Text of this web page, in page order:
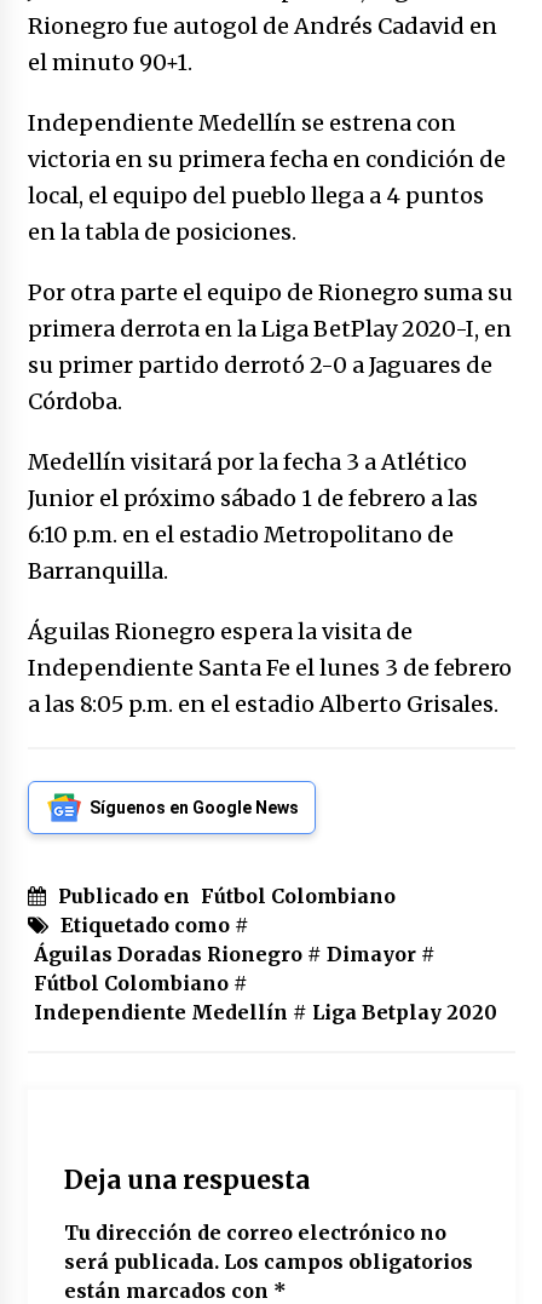
15/01/2026
Falcao regresa con el rabo entre las patas
no manda marinero.
04/01/2026
Otro regalo navideño de Petrosky, al caído
31/12/2025
El aumento del mínimo causa escozor en
pueblo colombiano
Atlético Nacional se quedó con laCopa
Colombia 2025
17/12/2025
16/12/2025
Rionegro fue autogol de Andrés Cadavid en
el minuto 90+1.
Independiente Medellín se estrena con
victoria en su primera fecha en condición de
local, el equipo del pueblo llega a 4 puntos
en la tabla de posiciones.
Por otra parte el equipo de Rionegro suma su
primera derrota en la Liga BetPlay 2020-I, en
su primer partido derrotó 2-0 a Jaguares de
Córdoba.
Medellín visitará por la fecha 3 a Atlético
Junior el próximo sábado 1 de febrero a las
6:10 p.m. en el estadio Metropolitano de
Barranquilla.
Águilas Rionegro espera la visita de
Independiente Santa Fe el lunes 3 de febrero
a las 8:05 p.m. en el estadio Alberto Grisales.
Síguenos en Google News
Publicado en Fútbol Colombiano
Etiquetado como #
Águilas Doradas Rionegro# Dimayor#
Fútbol Colombiano#
Independiente Medellín # Liga Betplay 2020
Deja una respuesta
Tu dirección de correo electrónico no
será publicada. Los campos obligatorios
están marcados con *